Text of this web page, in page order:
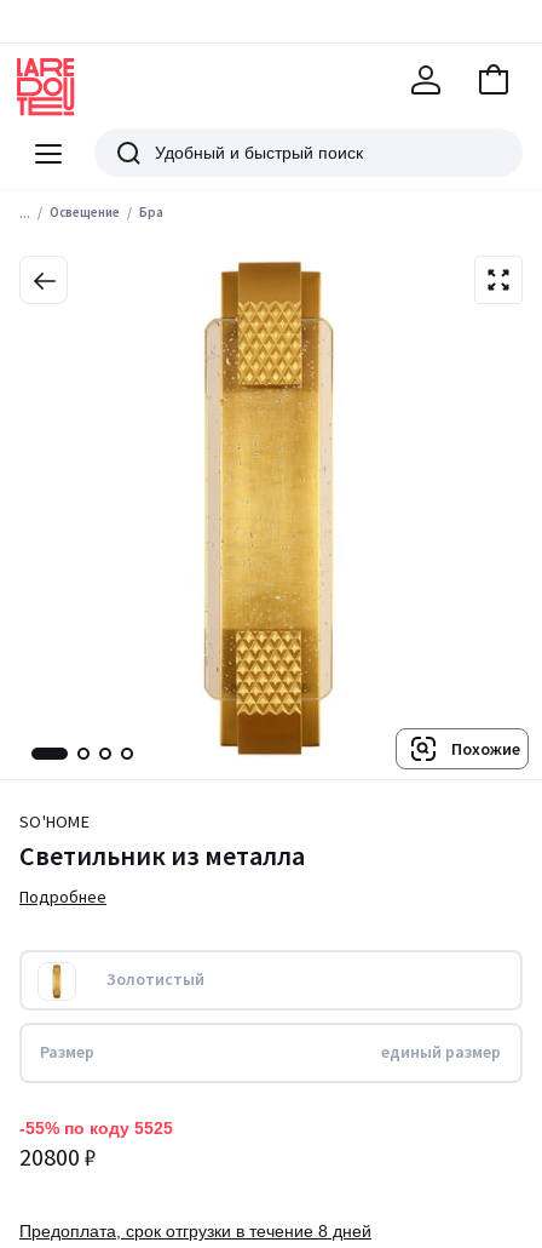
Меню
Redoute
Поиск
В
... Освещение Бра
Похожие
SO'HOME
Светильник из металла
Подробнее
Золотистый
Размер единый размер
-55% по коду 5525
20800 ₽
Предоплата, срок отгрузки в течение 8 дней